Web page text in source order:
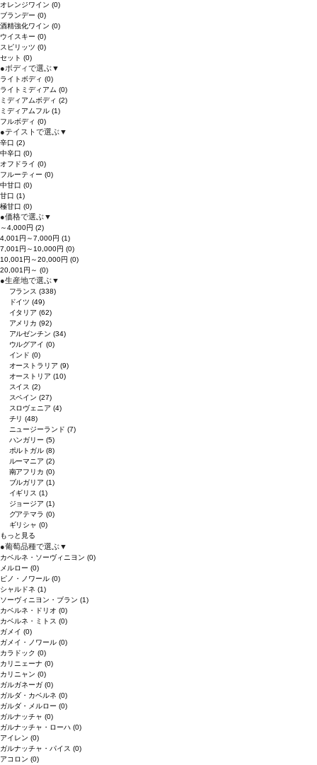
オレンジワイン (0)
ブランデー (0)
酒精強化ワイン (0)
ウイスキー (0)
スピリッツ (0)
セット (0)
●ボディで選ぶ▼
ライトボディ (0)
ライトミディアム (0)
ミディアムボディ (2)
ミディアムフル (1)
フルボディ (0)
●テイストで選ぶ▼
辛口 (2)
中辛口 (0)
オフドライ (0)
フルーティー (0)
中甘口 (0)
甘口 (1)
極甘口 (0)
●価格で選ぶ▼
～4,000円 (2)
4,001円～7,000円 (1)
7,001円～10,000円 (0)
10,001円～20,000円 (0)
20,001円～ (0)
●生産地で選ぶ▼
フランス(338)
ドイツ(49)
イタリア(62)
アメリカ(92)
アルゼンチン(34)
ウルグアイ(0)
インド(0)
オーストラリア(9)
オーストリア(10)
スイス(2)
スペイン(27)
スロヴェニア(4)
チリ(48)
ニュージーランド(7)
ハンガリー(5)
ポルトガル(8)
ルーマニア(2)
南アフリカ(0)
ブルガリア(1)
イギリス(1)
ジョージア(1)
グアテマラ(0)
ギリシャ(0)
もっと見る
●葡萄品種で選ぶ▼
カベルネ・ソーヴィニヨン (0)
メルロー (0)
ピノ・ノワール (0)
シャルドネ (1)
ソーヴィニヨン・ブラン (1)
カベルネ・ドリオ (0)
カベルネ・ミトス (0)
ガメイ (0)
ガメイ・ノワール (0)
カラドック (0)
カリニェーナ (0)
カリニャン (0)
ガルガネーガ (0)
ガルダ・カベルネ (0)
ガルダ・メルロー (0)
ガルナッチャ (0)
ガルナッチャ・ローハ (0)
アイレン (0)
ガルナッチャ・パイス (0)
アコロン (0)